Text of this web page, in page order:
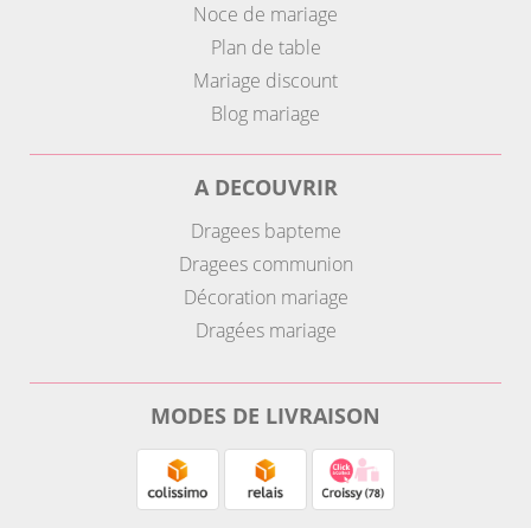
Noce de mariage
Plan de table
Mariage discount
Blog mariage
A DECOUVRIR
Dragees bapteme
Dragees communion
Décoration mariage
Dragées mariage
MODES DE LIVRAISON